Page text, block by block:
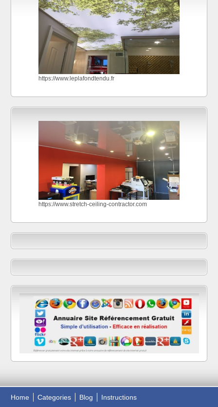
https://www.leplafondtendu.fr
https://www.stretch-ceiling-contractor.com
Home Categories Blog Instructions